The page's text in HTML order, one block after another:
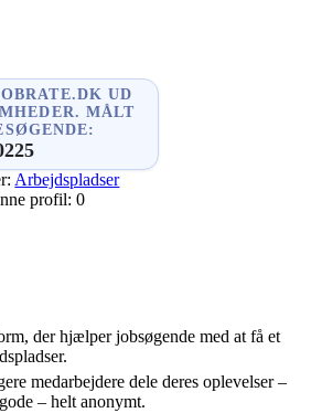
UD
MÅLT
Arbejdspladser
profil: 0
der hjælper jobsøgende med at få et
medarbejdere dele deres oplevelser –
– helt anonymt.